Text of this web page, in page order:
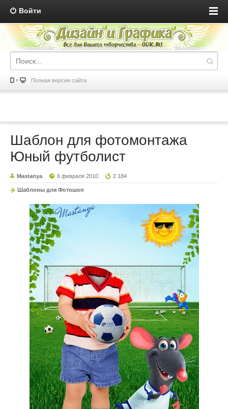
Войти
Полная версия сайта
Шаблон для фотомонтажа
Юный футболист
Mastanya 6 февраля 2010 2 184
Шаблоны для Фотошоп